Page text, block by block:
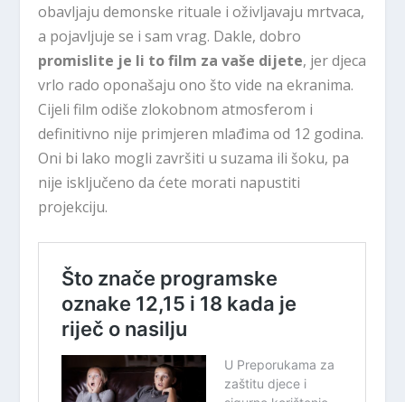
obavljaju demonske rituale i oživljavaju mrtvaca,
a pojavljuje se i sam vrag. Dakle, dobro
promislite je li to film za vaše dijete, jer djeca
vrlo rado oponašaju ono što vide na ekranima.
Cijeli film odiše zlokobnom atmosferom i
definitivno nije primjeren mlađima od 12 godina.
Oni bi lako mogli završiti u suzama ili šoku, pa
nije isključeno da ćete morati napustiti
projekciju.